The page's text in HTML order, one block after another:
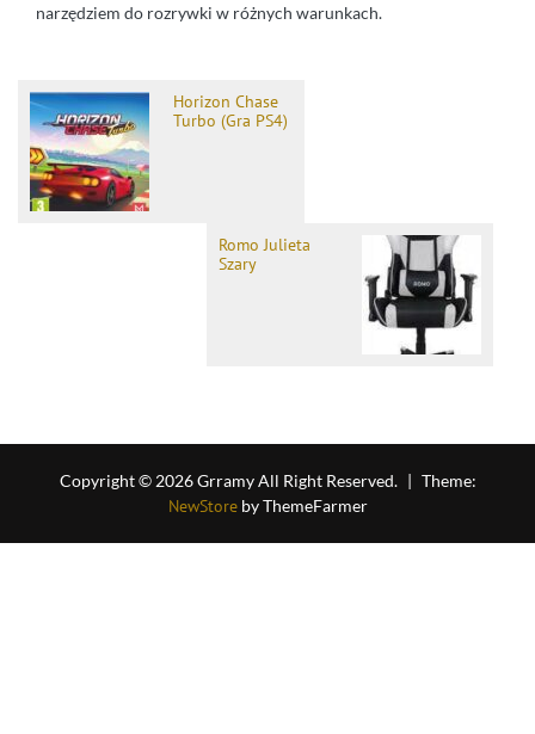
narzędziem do rozrywki w różnych warunkach.
Horizon Chase
Turbo (Gra PS4)
Romo Julieta
Szary
Copyright © 2026 Grramy All Right Reserved. | Theme:
NewStoreby ThemeFarmer